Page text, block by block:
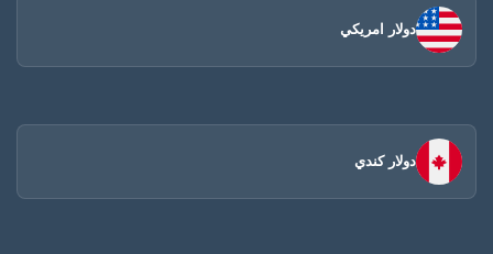
دولار امريكي
دولار كندي